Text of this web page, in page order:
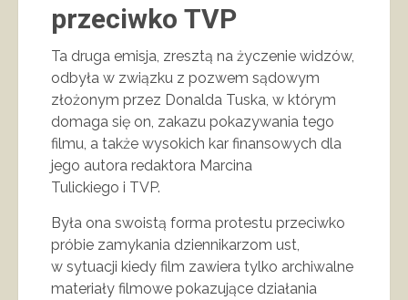
przeciwko TVP
Ta druga emisja, zresztą na życzenie widzów,
odbyła w związku z pozwem sądowym
złożonym przez Donalda Tuska, w którym
domaga się on, zakazu pokazywania tego
filmu, a także wysokich kar finansowych dla
jego autora redaktora Marcina
Tulickiego i TVP.
Była ona swoistą forma protestu przeciwko
próbie zamykania dziennikarzom ust,
w sytuacji kiedy film zawiera tylko archiwalne
materiały filmowe pokazujące działania